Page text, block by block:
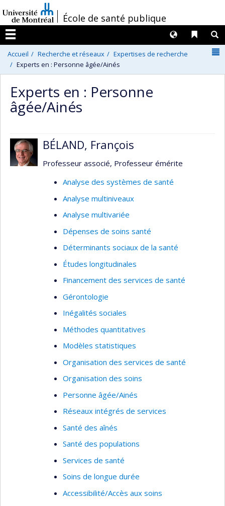
au
contenu
/École de santé publique
Menu
Liens
Langues
Accueil Recherche et réseaux
Expertises de recherche
Experts en : Personne âgée/Ainés
Experts en : Personne
âgée/Ainés
BÉLAND, François
Professeur associé, Professeur émérite
Analyse des systèmes de santé
Analyse multiniveaux
Analyse multivariée
Dépenses de soins santé
Déterminants sociaux de la santé
Études longitudinales
Financement des services de santé
Gérontologie
Inégalités sociales
Méthodes quantitatives
Modèles statistiques
Organisation des services de santé
Organisation des soins
Personne âgée/Ainés
Réseaux intégrés de services
Santé des aînés
Santé des populations
Services de santé
Soins de longue durée
Accessibilité/Accès aux soins